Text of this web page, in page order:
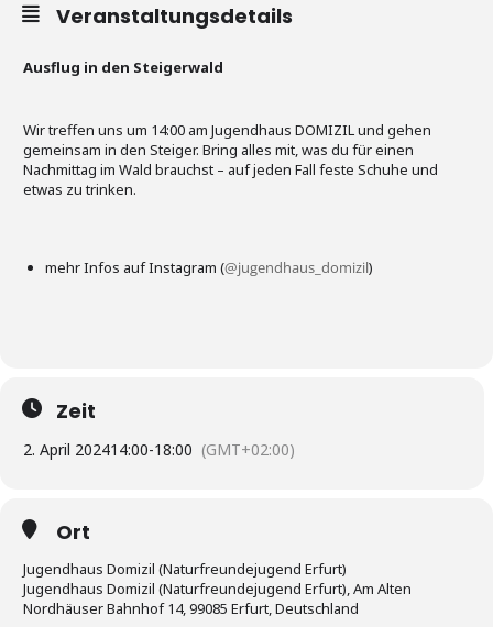
Veranstaltungsdetails
Ausflug in den Steigerwald
Wir treffen uns um 14:00 am Jugendhaus DOMIZIL und gehen
gemeinsam in den Steiger. Bring alles mit, was du für einen
Nachmittag im Wald brauchst – auf jeden Fall feste Schuhe und
etwas zu trinken.
mehr Infos auf Instagram (@jugendhaus_domizil)
Zeit
2. April 202414:00-18:00 (GMT+02:00)
Ort
Jugendhaus Domizil (Naturfreundejugend Erfurt)
Jugendhaus Domizil (Naturfreundejugend Erfurt), Am Alten
Nordhäuser Bahnhof 14, 99085 Erfurt, Deutschland